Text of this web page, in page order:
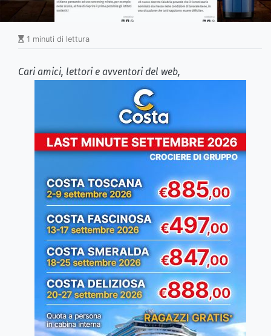
1 minuti di lettura
Cari amici, lettori e avventori del web,